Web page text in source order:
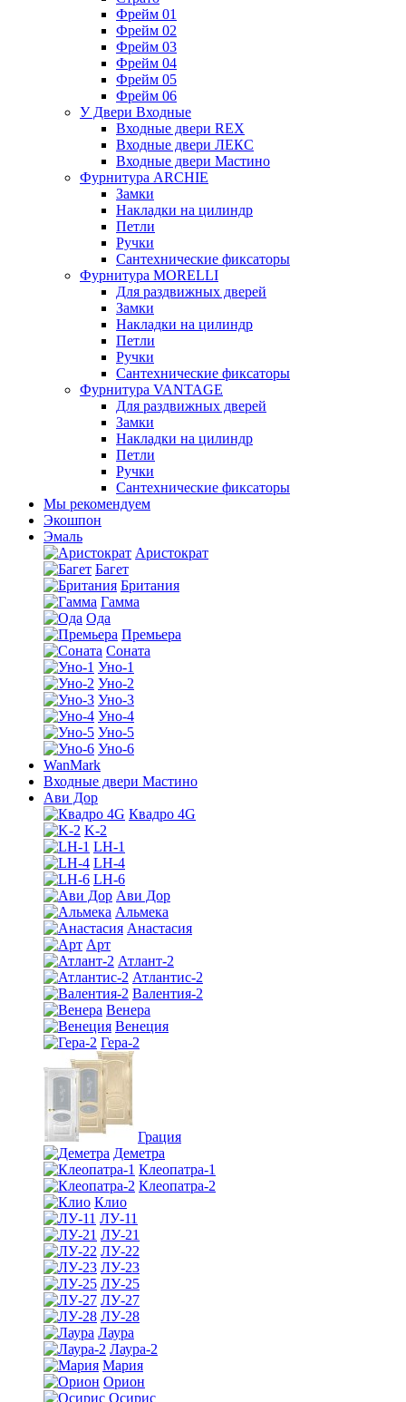
Фрейм 01
Фрейм 02
Фрейм 03
Фрейм 04
Фрейм 05
Фрейм 06
У Двери Входные
Входные двери REX
Входные двери ЛЕКС
Входные двери Мастино
Фурнитура ARCHIE
Замки
Накладки на цилиндр
Петли
Ручки
Сантехнические фиксаторы
Фурнитура MORELLI
Для раздвижных дверей
Замки
Накладки на цилиндр
Петли
Ручки
Сантехнические фиксаторы
Фурнитура VANTAGE
Для раздвижных дверей
Замки
Накладки на цилиндр
Петли
Ручки
Сантехнические фиксаторы
Мы рекомендуем
Экошпон
Эмаль
Аристократ
Багет
Британия
Гамма
Ода
Премьера
Соната
Уно-1
Уно-2
Уно-3
Уно-4
Уно-5
Уно-6
WanMark
Входные двери Мастино
Ави Дор
Квадро 4G
K-2
LH-1
LH-4
LH-6
Ави Дор
Альмека
Анастасия
Арт
Атлант-2
Атлантис-2
Валентия-2
Венера
Венеция
Гера-2
Грация
Деметра
Клеопатра-1
Клеопатра-2
Клио
ЛУ-11
ЛУ-21
ЛУ-22
ЛУ-23
ЛУ-25
ЛУ-27
ЛУ-28
Лаура
Лаура-2
Мария
Орион
Осирис